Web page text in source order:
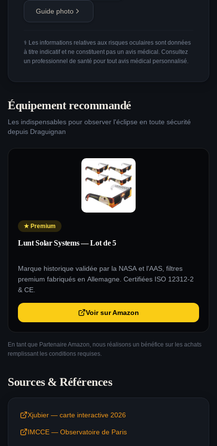
Guide photo
⚕️ Les informations relatives aux risques oculaires sont données
à titre indicatif et ne constituent pas un avis médical. Consultez
un professionnel de santé pour tout avis médical personnalisé.
Équipement recommandé
Les indispensables pour observer l'éclipse en toute sécurité
depuis Draguignan
★ Premium
Lunt Solar Systems — Lot de 5
Marque historique validée par la NASA et l'AAS, filtres
premium fabriqués en Allemagne. Certifiées ISO 12312-2
& CE.
Voir sur Amazon
En tant que Partenaire Amazon, nous réalisons un bénéfice sur les achats
remplissant les conditions requises.
Sources & Références
Xjubier — carte interactive 2026
IMCCE — Observatoire de Paris